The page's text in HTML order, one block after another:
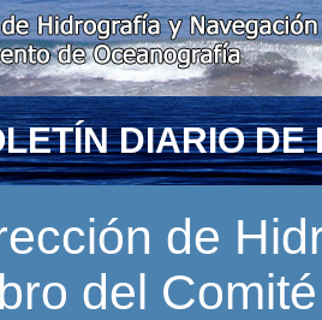
DIARIO DE
de
del